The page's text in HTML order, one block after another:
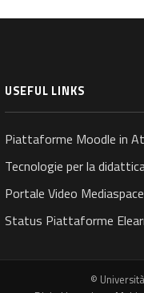
USEFUL LINKS
Piattaforme Moodle in
Tecnologie per la
Portale Video Mediaspace
Status Piattaforme
©